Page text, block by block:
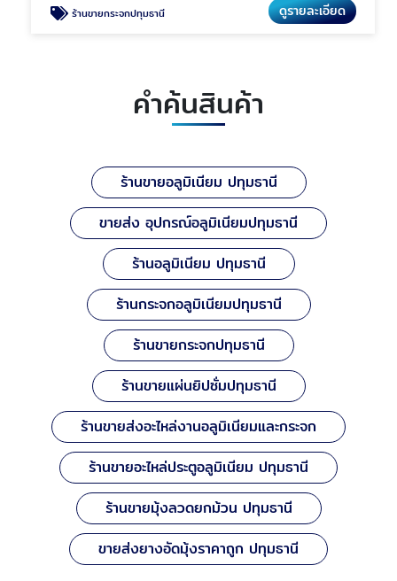
ร้านขายกระจกปทุมธานี ดูรายละเอียด
คำค้นสินค้า
ร้านขายอลูมิเนียม ปทุมธานี
ขายส่ง อุปกรณ์อลูมิเนียมปทุมธานี
ร้านอลูมิเนียม ปทุมธานี
ร้านกระจกอลูมิเนียมปทุมธานี
ร้านขายกระจกปทุมธานี
ร้านขายแผ่นยิปซั่มปทุมธานี
ร้านขายส่งอะไหล่งานอลูมิเนียมและกระจก
ร้านขายอะไหล่ประตูอลูมิเนียม ปทุมธานี
ร้านขายมุ้งลวดยกม้วน ปทุมธานี
ขายส่งยางอัดมุ้งราคาถูก ปทุมธานี